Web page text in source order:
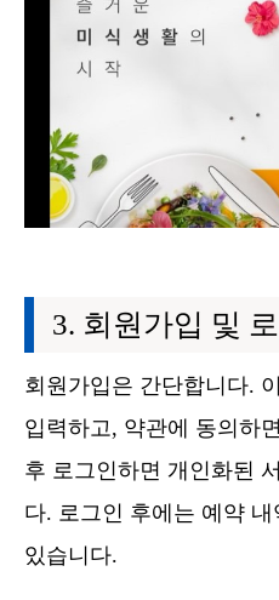
회원가입 및
회원가입은 간단합니다.
입력하고, 약관에 동의하
후 로그인하면 개인화된
다. 로그인 후에는 예약
있습니다.